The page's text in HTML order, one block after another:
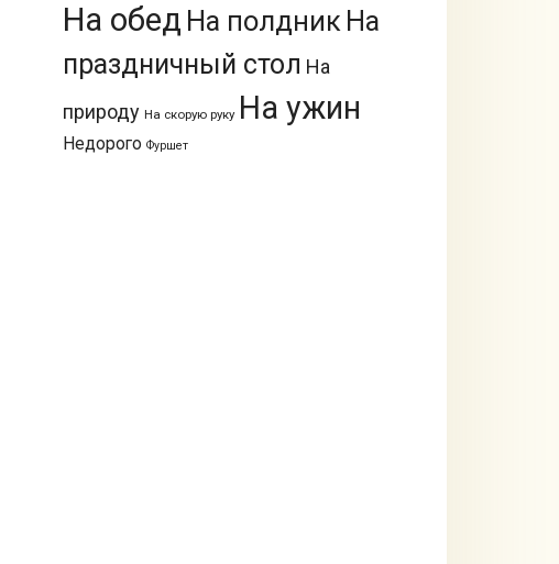
На обед На полдник На
праздничный стол На
природу На скорую руку На ужин
Недорого Фуршет